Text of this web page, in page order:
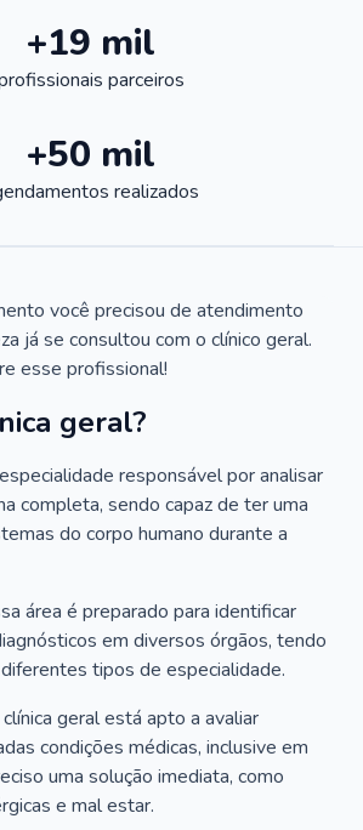
+19 mil
parceiros
+50 mil
realizados
você precisou de atendimento
já se consultou com o clínico geral.
esse profissional!
geral?
responsável por analisar
completa, sendo capaz de ter uma
do corpo humano durante a
área é preparado para identificar
em diversos órgãos, tendo
tipos de especialidade.
geral está apto a avaliar
condições médicas, inclusive em
uma solução imediata, como
e mal estar.